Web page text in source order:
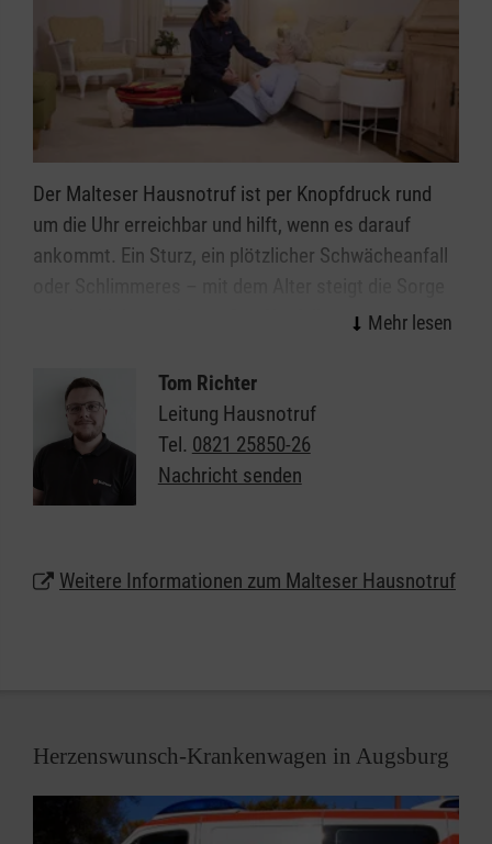
Augsburg den Transport und hilft bei der Verteilung
an bedürftige Familien mit.
Der Malteser Hausnotruf ist per Knopfdruck rund
um die Uhr erreichbar und hilft, wenn es darauf
ankommt. Ein Sturz, ein plötzlicher Schwächeanfall
vor den kleinen oder großen Notfällen im Alltag. Wie
Hausnotruf können Sie oder Ihre Angehörigen allein
weiter selbstbestimmt und unbeschwert zu Hause in
Augsburg leben. Das kleine, handliche Gerät kann
wie eine Armbanduhr am Handgelenk getragen
werden oder auf Wunsch auch als Halskette.
beraten und erhalten Sie weitere Informationen zum
Tom Richter
Leitung Hausnotruf
Tel. 0821 25850-26
Nachricht senden
Weitere Informationen zum Malteser Hausnotruf
Herzenswunsch-Krankenwagen in Augsburg